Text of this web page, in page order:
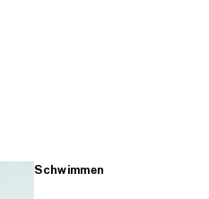
Schwimmen